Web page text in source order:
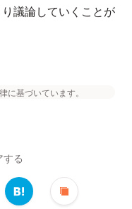
議論していくことが
に基づいています。
する